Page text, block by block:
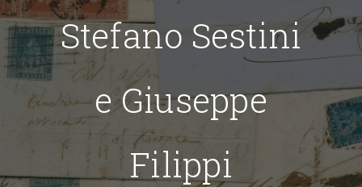
Stefano Sestini
e Giuseppe
Filippi